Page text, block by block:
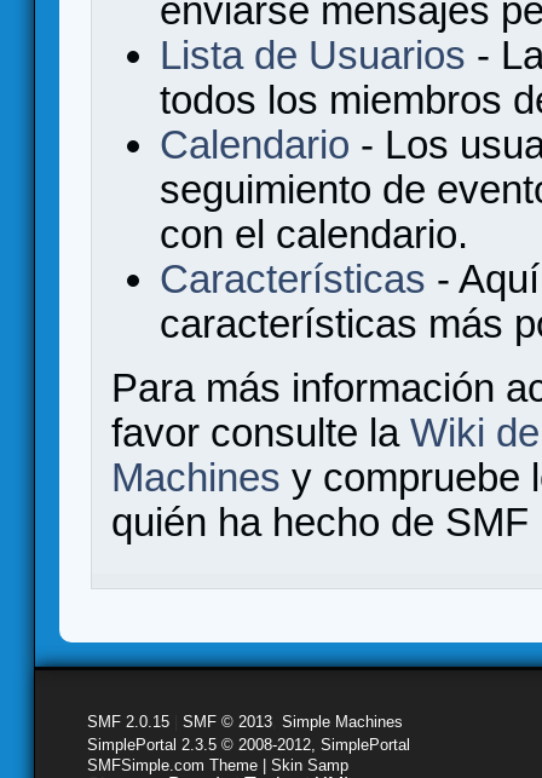
enviarse mensajes
Lista de Usuarios -
todos los miembros
Calendario - Los
seguimiento de
con el calendario.
Características -
características más
Para más información
favor consulte la Wiki
Machines y compruebe
quién ha hecho de
SMF 2.0.15 SMF © 2013 Simple Machines
SimplePortal 2.3.5 © 2008-2012, SimplePortal
SMFSimple.com Theme | Skin Samp